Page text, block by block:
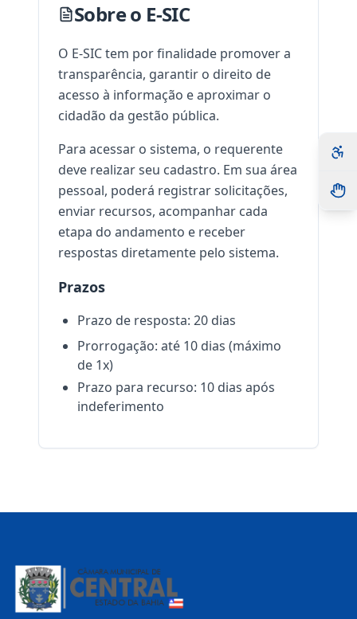
Sobre o E-SIC
O E-SIC tem por finalidade promover a
transparência, garantir o direito de
acesso à informação e aproximar o
cidadão da gestão pública.
Para acessar o sistema, o requerente
deve realizar seu cadastro. Em sua área
pessoal, poderá registrar solicitações,
enviar recursos, acompanhar cada
etapa do andamento e receber
respostas diretamente pelo sistema.
Prazos
Prazo de resposta: 20 dias
Prorrogação: até 10 dias (máximo
de 1x)
Prazo para recurso: 10 dias após
indeferimento